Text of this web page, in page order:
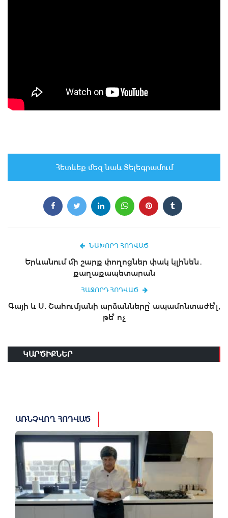
Հետևեք մեզ նաև Տելեգրամում
ՆԱԽՈՐԴ ՀՈԴՎԱԾ
Երևանում մի շարք փողոցներ փակ կլինեն․
քաղաքապետարան
ՀԱՋՈՐԴ ՀՈԴՎԱԾ
Գայի և Ս. Շահումյանի արձանները՝ ապամոնտաժե՞լ,
թե՞ ոչ
ԿԱՐԾԻՔՆԵՐ
ԱՌՆՉՎՈՂ ՀՈԴՎԱԾ